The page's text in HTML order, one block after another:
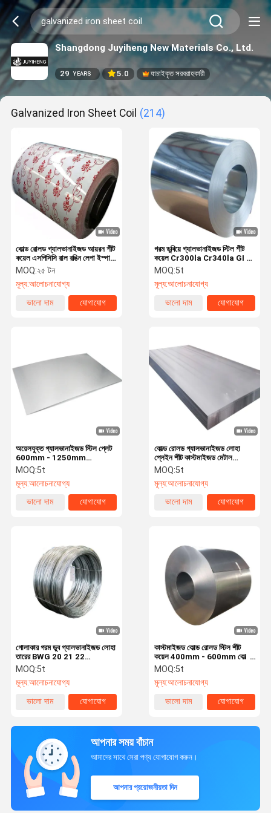
Shangdong Juyiheng New Materials Co., Ltd.
29 YEARS 5.0 যাচাইকৃত সরবরাহকারী
Galvanized Iron Sheet Coil (214)
কোল্ড রোলড গ্যালভানাইজড আয়রন শীট
কয়েল এসপিসিসি রাল রঙিন লেপা ইস্পাত
কয়েল কাস্টমাইজড
MOQ:২৫ টন
মূল্য:আলোচনাযোগ্য
ভালো দাম
যোগাযোগ
গরম ডুবিয়ে গ্যালভানাইজড স্টিল শীট
কয়েল Cr300la Cr340la GI শীট
কয়েল
MOQ:5t
মূল্য:আলোচনাযোগ্য
ভালো দাম
যোগাযোগ
অয়েলযুক্ত গ্যালভানাইজড স্টিল প্লেট
600mm - 1250mm
গ্যালভানাইজড প্লেইন শীট Zn 275
MOQ:5t
মূল্য:আলোচনাযোগ্য
ভালো দাম
যোগাযোগ
কোল্ড রোলড গ্যালভানাইজড লোহা
প্লেইন শীট কাস্টমাইজড মেটাল
গ্যালভানাইজড শীট 16 গজ
MOQ:5t
মূল্য:আলোচনাযোগ্য
ভালো দাম
যোগাযোগ
গোলাকার গরম ডুব গ্যালভানাইজড লোহা
তারের BWG 20 21 22
গ্যালভানাইজড লোহা বাঁধাইয়ের তারের
MOQ:5t
মূল্য:আলোচনাযোগ্য
ভালো দাম
যোগাযোগ
কাস্টমাইজড কোল্ড রোলড স্টিল শীট
কয়েল 400mm - 600mm কোল্ড
রোলড কয়েল স্টিল
MOQ:5t
মূল্য:আলোচনাযোগ্য
ভালো দাম
যোগাযোগ
আপনার সময় বাঁচান
আমাদের সাথে সেরা পণ্য যোগাযোগ করুন।
আপনার প্রয়োজনীয়তা দিন